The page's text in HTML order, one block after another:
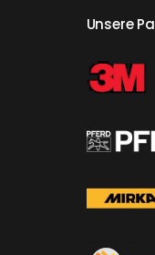
Unsere